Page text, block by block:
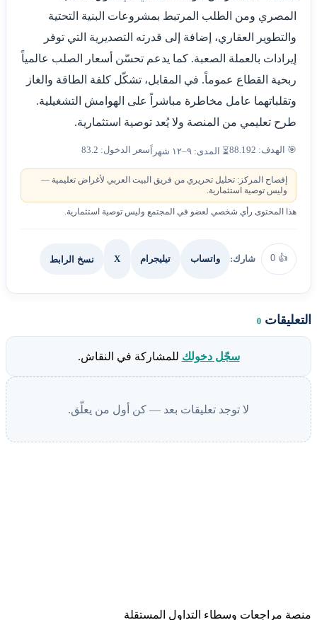
المصري ومن الطلب المرتبط بمشروعات البنية التحتية
والتطوير العقاري، إضافة إلى قدرته التصديرية التي توفر
إيرادات بالعملة الصعبة. كما يدعم تحسّن أسعار الصلب عالمياً
ربحية القطاع عموماً. في المقابل، تشكّل كلفة الطاقة والغاز
وتقلباتهما عامل مخاطرة مباشراً على الهوامش التشغيلية.
طرح تعليمي من المنصة ولا يُعد توصية استثمارية.
🎯 الهدف: 88.192 ⏳ المدى: ٩–١٢ شهراً سعر الدخول: 83.2
إفصاح المركز: تحليل تحريري من فريق البيت العربي لأغراض تعليمية —
وليس توصية استثمارية.
هذا المحتوى رأي شخصي لعضو في المجتمع وليس توصية استثمارية.
👍
0 شارك: واتساب تيليجرام X نسخ الرابط
التعليقات 0
سجّل دخولك للمشاركة في النقاش.
لا توجد تعليقات بعد — كن أول من يعلّق.
منصة مراجعات وسطاء التداول المستقلة